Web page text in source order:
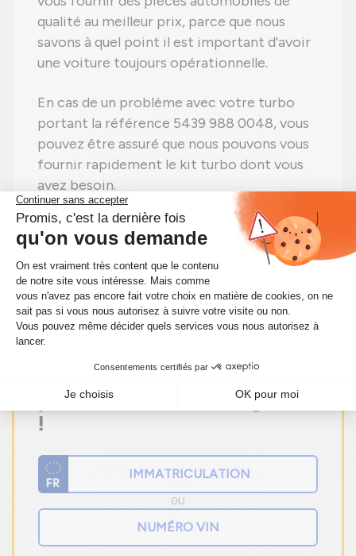
qualité au meilleur prix, parce que nous
savons à quel point il est important d'avoir
une voiture toujours opérationnelle.
En cas de un problème avec votre turbo
portant la référence 5439 988 0048, vous
pouvez être assuré que nous pouvons vous
fournir rapidement le kit turbo dont vous
avez besoin.
Alors n'attendez plus ! Si vous avez besoin
d'un kit turbo 5439 988 0048, commandez-
le dès maintenant sur Alsapièces.
Vous ne trouvez pas votre
pièce ? Faites un devis gratuit
!
OU